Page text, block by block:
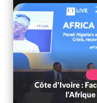
Côte d'Ivoire :
l'Afrique